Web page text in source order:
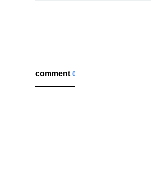
comment0